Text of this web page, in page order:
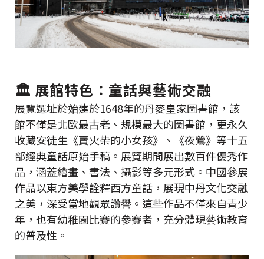
🏛️ 展館特色：童話與藝術交融
展覽選址於始建於1648年的丹麥皇家圖書館，該
館不僅是北歐最古老、規模最大的圖書館，更永久
收藏安徒生《賣火柴的小女孩》、《夜鶯》等十五
部經典童話原始手稿。展覽期間展出數百件優秀作
品，涵蓋繪畫、書法、攝影等多元形式。中國參展
作品以東方美學詮釋西方童話，展現中丹文化交融
之美，深受當地觀眾讚譽。這些作品不僅來自青少
年，也有幼稚園比賽的參賽者，充分體現藝術教育
的普及性。